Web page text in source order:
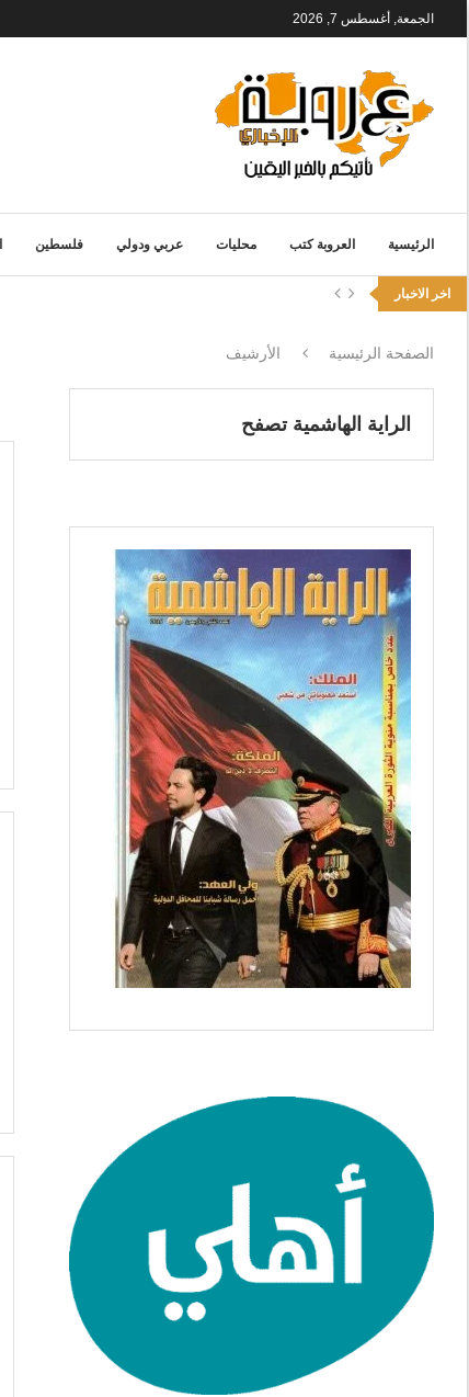
الجمعة, أغسطس 7, 2026
الرئيسية العروبة كتب محليات عربي ودولي فلسطين
اخر الاخبار
الصفحة الرئيسية الأرشيف
الراية الهاشمية تصفح